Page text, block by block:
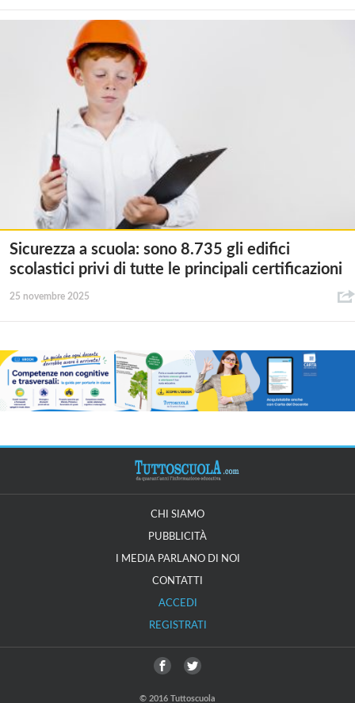
Sicurezza a scuola: sono 8.735 gli edifici
scolastici privi di tutte le principali certificazioni
25 novembre 2025
CHI SIAMO
PUBBLICITÀ
I MEDIA PARLANO DI NOI
CONTATTI
ACCEDI
REGISTRATI
© 2016 Tuttoscuola